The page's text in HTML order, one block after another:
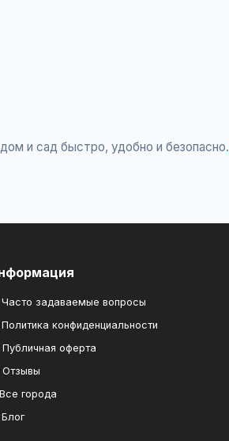
и сад быстро, удобно и безопасно.
Часто задаваемые вопросы
Политика конфиденциальности
Публичная оферта
Отзывы
Все города
Блог